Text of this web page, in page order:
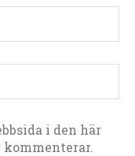
i den här
kommenterar.